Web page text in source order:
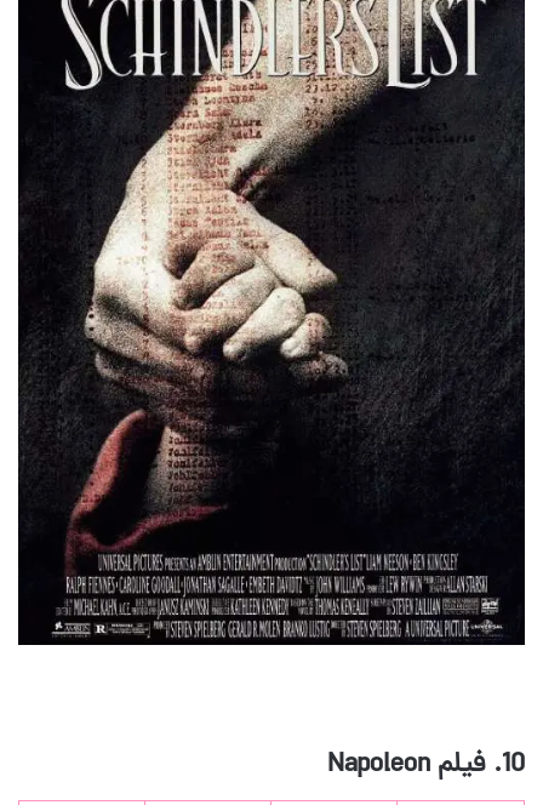
10. فیلم Napoleon